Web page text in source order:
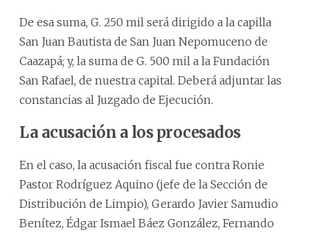
De esa suma, G. 250 mil será dirigido a la capilla
San Juan Bautista de San Juan Nepomuceno de
Caazapá; y, la suma de G. 500 mil a la Fundación
San Rafael, de nuestra capital. Deberá adjuntar las
constancias al Juzgado de Ejecución.
La acusación a los procesados
En el caso, la acusación fiscal fue contra Ronie
Pastor Rodríguez Aquino (jefe de la Sección de
Distribución de Limpio), Gerardo Javier Samudio
Benítez, Édgar Ismael Báez González, Fernando